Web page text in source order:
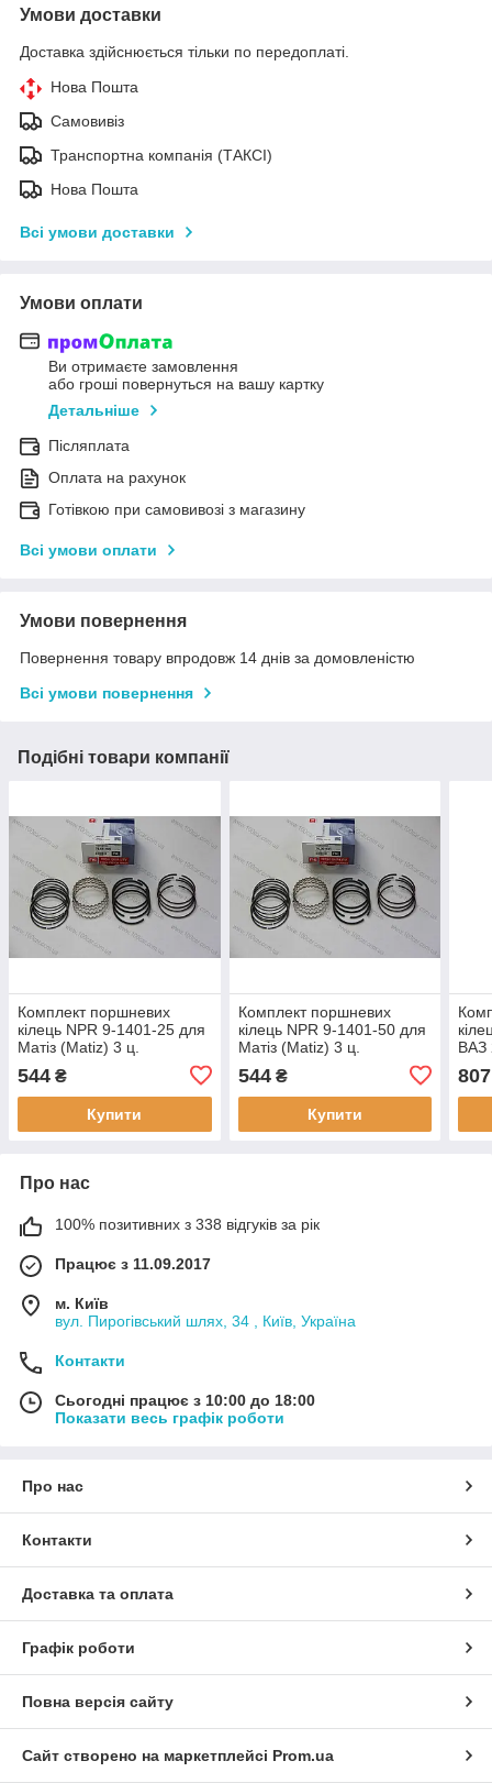
Умови доставки
Доставка здійснюється тільки по передоплаті.
Нова Пошта
Самовивіз
Транспортна компанія (ТАКСІ)
Нова Пошта
Всі умови доставки
Умови оплати
Ви отримаєте замовлення
або гроші повернуться на вашу картку
Детальніше
Післяплата
Оплата на рахунок
Готівкою при самовивозі з магазину
Всі умови оплати
Умови повернення
Повернення товару впродовж 14 днів за домовленістю
Всі умови повернення
Подібні товари компанії
Комплект поршневих
кілець NPR 9-1401-25 для
Матіз (Matiz) 3 ц.
(набірне), 68.75 (1,2 x 1,5
544 ₴
Купити
Комплект поршневих
кілець NPR 9-1401-50 для
Матіз (Matiz) 3 ц.
(набірне), 69.00 (1,2 x 1,5
544₴
Купити
ВАЗ
х
807
Про нас
100% позитивних з 338 відгуків за рік
Працює з 11.09.2017
м. Київ
вул. Пирогівський шлях, 34 , Київ, Україна
Контакти
Сьогодні працює з 10:00 до 18:00
Показати весь графік роботи
Про нас
Контакти
Доставка та оплата
Графік роботи
Повна версія сайту
Сайт створено на маркетплейсі Prom.ua